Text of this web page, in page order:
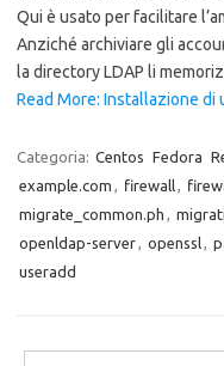
Qui è usato per facilitare
Anziché archiviare gli
la directory LDAP li
Read More: Installazione di
Categoria: Centos Fedora
example.com , firewall,
migrate_common.ph ,
openldap-server, openssl,
useradd